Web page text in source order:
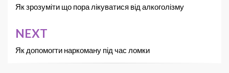
Як зрозуміти що пора лікуватися від алкоголізму
NEXT
Як допомогти наркоману під час ломки